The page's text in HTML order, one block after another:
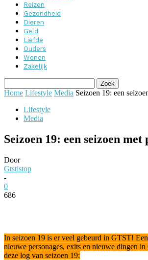
Reizen
Gezondheid
Dieren
Geld
Liefde
Ouders
Wonen
Zakelijk
Home Lifestyle Media Seizoen 19: een
Lifestyle
Media
Seizoen 19: een seizoen met
Door
Gtstistop
-
0
686
In seizoen 19 is er veel gebeurd in GTST!
nieuwe personages, exits en nieuwe dingen
deze log van seizoen 19: